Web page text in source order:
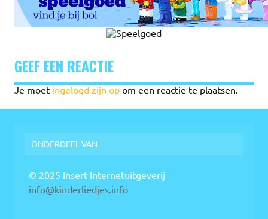
GEEF EEN REACTIE
Je moet ingelogd zijn op om een reactie te plaatsen.
ONDERDEEL VAN
© 2025 Insert Internetuitgeverij
info@kinderliedjes.info